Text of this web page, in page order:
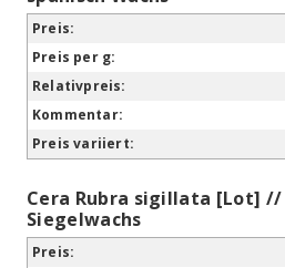
Cera Rubra sigillata [Lot]
Siegelwachs